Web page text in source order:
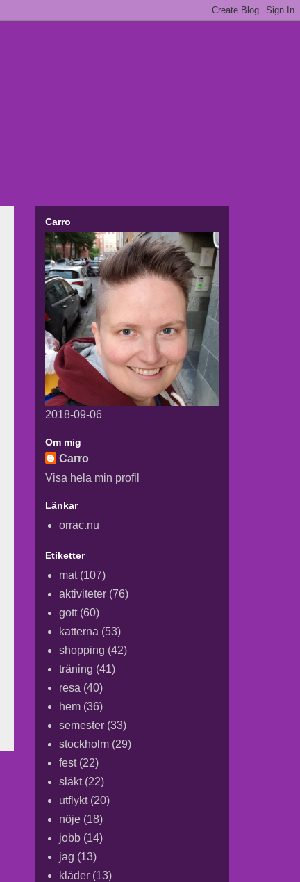
Carro
2018-09-06
Om mig
Carro
Visa hela min profil
Länkar
orrac.nu
Etiketter
mat (107)
aktiviteter (76)
gott (60)
katterna (53)
shopping (42)
träning (41)
resa (40)
hem (36)
semester (33)
stockholm (29)
fest (22)
släkt (22)
utflykt (20)
nöje (18)
jobb (14)
jag (13)
kläder (13)